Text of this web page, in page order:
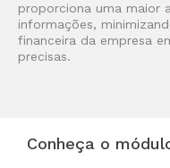
proporciona uma maior
informações,
financeira da empresa
precisas.
Conheça o